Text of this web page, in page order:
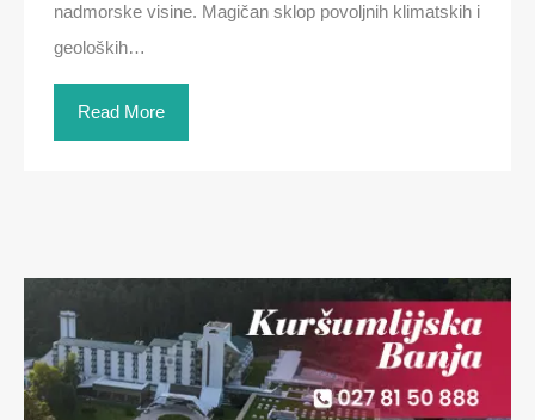
nadmorske visine. Magičan sklop povoljnih klimatskih i
geoloških…
Read More